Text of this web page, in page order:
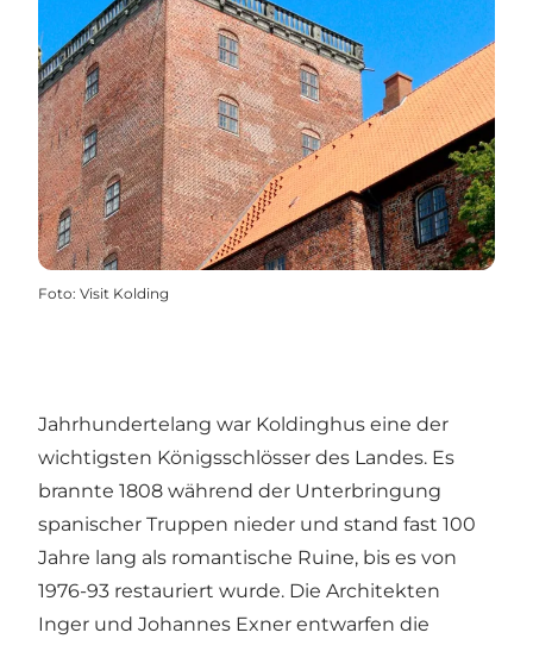
Foto: Visit Kolding
Jahrhundertelang war Koldinghus eine der
wichtigsten Königsschlösser des Landes. Es
brannte 1808 während der Unterbringung
spanischer Truppen nieder und stand fast 100
Jahre lang als romantische Ruine, bis es von
1976-93 restauriert wurde. Die Architekten
Inger und Johannes Exner entwarfen die